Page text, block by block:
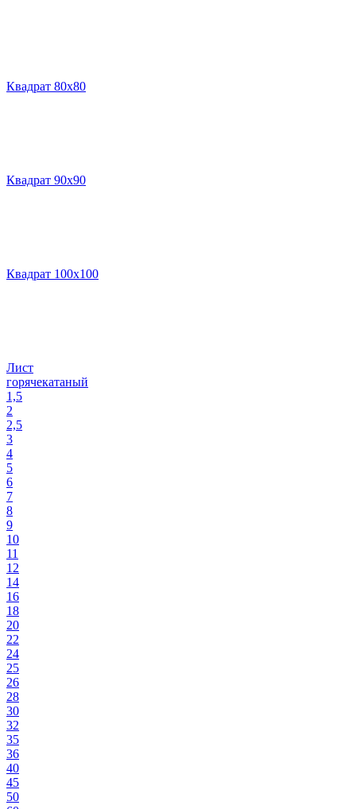
Квадрат 80х80
Квадрат 90х90
Квадрат 100х100
Лист
горячекатаный
1,5
2
2,5
3
4
5
6
7
8
9
10
11
12
14
16
18
20
22
24
25
26
28
30
32
35
36
40
45
50